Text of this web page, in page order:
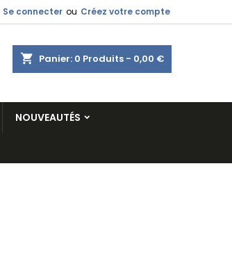
Se connecter ou Créez votre compte
shopping_cart Panier: 0 Produits - 0,00 €
NOUVEAUTÉS